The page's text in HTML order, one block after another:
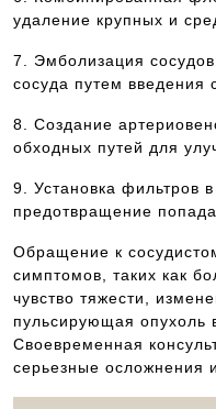
удаление крупных и
7. Эмболизация
сосуда путем введения
8. Создание
обходных путей для
9. Установка фильтров
предотвращение
Обращение к
симптомов, таких как
чувство тяжести,
пульсирующая опухоль
Своевременная
серьезные осложнения